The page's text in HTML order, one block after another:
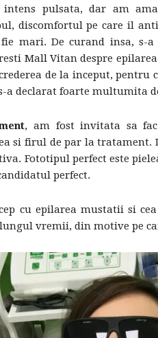
pulsata, dar am
discomfortul pe care il
mari. De curand insa,
Mall Vitan despre
de la inceput, pentru
a declarat foarte multumita
, am fost invitata sa
si firul de par la
Fototipul perfect este
perfect.
cu epilarea mustatii si
vremii, din motive pe